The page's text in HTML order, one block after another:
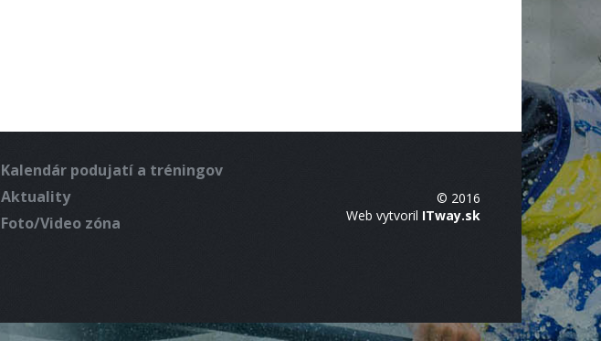
Kalendár podujatí a tréningov
Aktuality
Foto/Video zóna
© 2016
Web vytvoril ITway.sk